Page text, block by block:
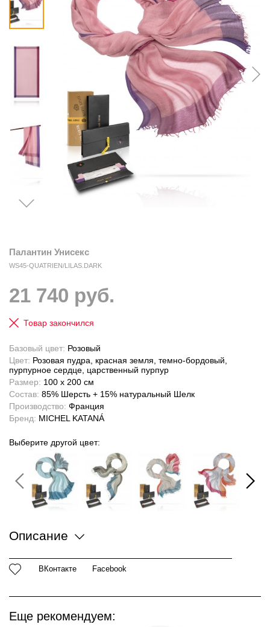
Палантин Унисекс
WS45-QUATRIEN/LILAS.DARK
21 740 руб.
Товар закончился
Базовый цвет: Розовый
Цвет: Розовая пудра, красная земля, темно-бордовый,
пурпурное сердце, царственный пурпур
Размер: 100 x 200 см
Состав: 85% Шерсть + 15% натуральный Шелк
Производство: Франция
Бренд: MICHEL KATANÁ
Выберите другой цвет:
Описание
ВКонтакте Facebook
Еще рекомендуем: